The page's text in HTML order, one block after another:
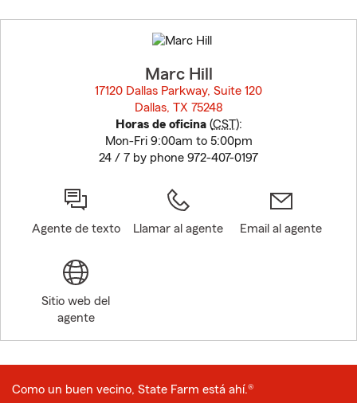
to
before
Marc Hill
17120 Dallas Parkway, Suite 120
Dallas, TX 75248
Horas de oficina(CST):
Mon-Fri 9:00am to 5:00pm
24 / 7 by phone 972-407-0197
Agente de texto Llamar al agente Email al agente
Sitio web del
agente
Como un buen vecino, State Farm está ahí.®